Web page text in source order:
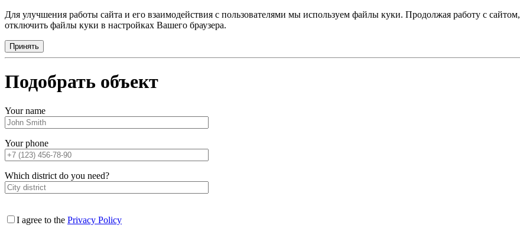
Для улучшения работы сайта и его взаимодействия с пользователями мы используем файлы куки. Продолжая работу с сайтом,
отключить файлы куки в настройках Вашего браузера.
Принять
Подобрать объект
Your name
Your phone
Which district do you need?
I agree to the Privacy Policy